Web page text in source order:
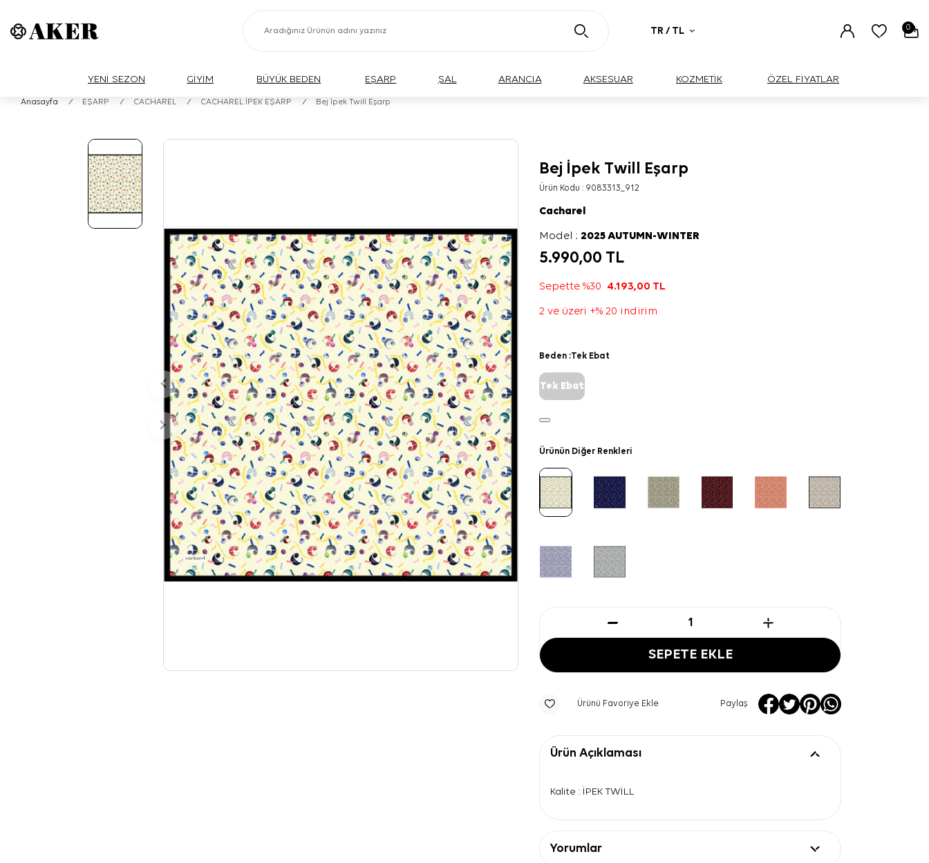
TR / TL 0
YENİ SEZON GİYİM BÜYÜK BEDEN EŞARP ŞAL ARANCIA AKSESUAR KOZMETİK ÖZEL FİYATLAR
Anasayfa / EŞARP / CACHAREL / CACHAREL İPEK EŞARP / Bej İpek Twill Eşarp
Bej İpek Twill Eşarp
Ürün Kodu : 9083313_912
Cacharel
Model :2025 AUTUMN-WINTER
5.990,00 TL
Sepette %30 4.193,00 TL
2 ve üzeri +% 20 indirim
Beden :Tek Ebat
Tek Ebat
Ürünün Diğer Renkleri
SEPETE EKLE
Ürünü Favoriye Ekle Paylaş
Ürün Açıklaması
Kalite : İPEK TWİLL
Yorumlar